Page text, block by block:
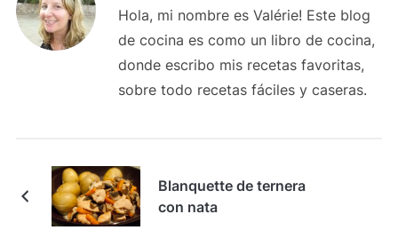
Hola, mi nombre es Valérie! Este blog
de cocina es como un libro de cocina,
donde escribo mis recetas favoritas,
sobre todo recetas fáciles y caseras.
Blanquette de ternera
con nata